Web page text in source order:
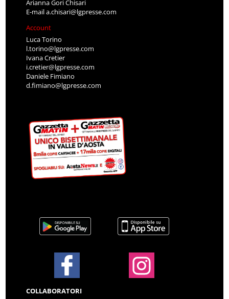
Arianna Gori Chisari
E-maila.chisari@lgpresse.com
Account
Luca Torino
l.torino@lgpresse.com
Ivana Cretier
i.cretier@lgpresse.com
Daniele Fimiano
d.fimiano@lgpresse.com
COLLABORATORI